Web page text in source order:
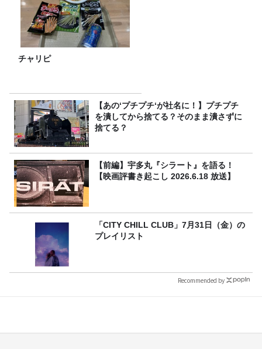
チャリピ
【あの‘プチプチ‘が社名に！】プチプチ
を潰してから捨てる？そのまま潰さずに
捨てる？
【前編】宇多丸『シラート』を語る！
【映画評書き起こし 2026.6.18 放送】
「CITY CHILL CLUB」7月31日（金）の
プレイリスト
Recommended by